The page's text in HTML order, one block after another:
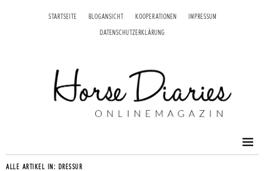
STARTSEITE BLOGANSICHT KOOPERATIONEN IMPRESSUM
DATENSCHUTZERKLÄRUNG
ALLE ARTIKEL IN: DRESSUR